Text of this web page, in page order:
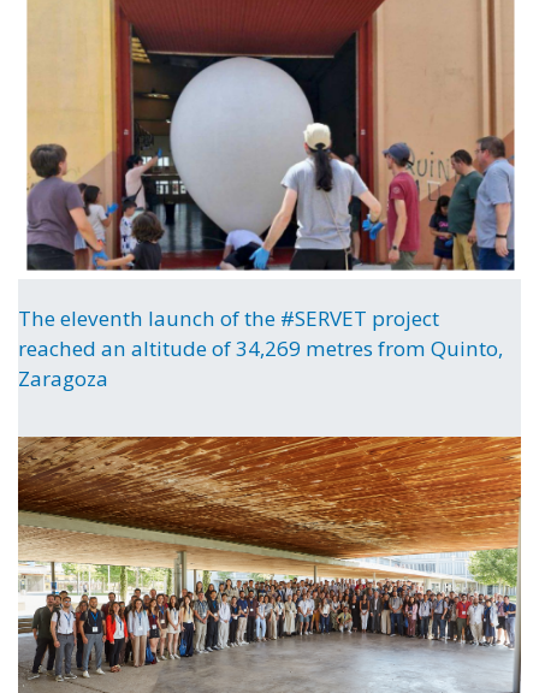
The eleventh launch of the #SERVET project
reached an altitude of 34,269 metres from Quinto,
Zaragoza